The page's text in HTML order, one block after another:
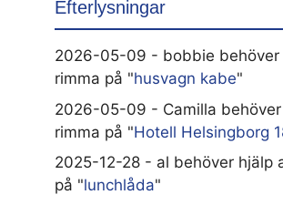
Efterlysningar
2026-05-09 - bobbie behöver
rimma på "husvagn kabe"
2026-05-09 - Camilla
rimma på "Hotell Helsingborg
2025-12-28 - al behöver hjälp
på "lunchlåda"